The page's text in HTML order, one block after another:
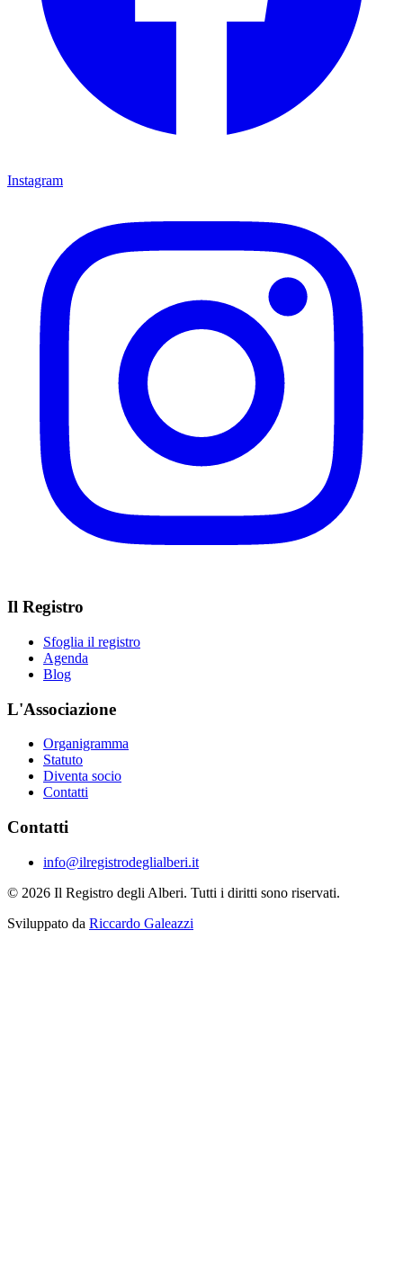
Instagram
Il Registro
Sfoglia il registro
Agenda
Blog
L'Associazione
Organigramma
Statuto
Diventa socio
Contatti
Contatti
info@ilregistrodeglialberi.it
© 2026 Il Registro degli Alberi. Tutti i diritti sono riservati.
Sviluppato da Riccardo Galeazzi